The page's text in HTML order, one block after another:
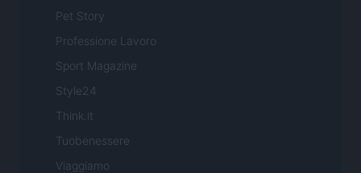
Pet Story
Professione Lavoro
Sport Magazine
Style24
Think.it
Tuobenessere
Viaggiamo